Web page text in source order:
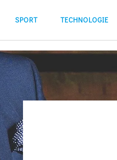
SPORT TECHNOLOGIE